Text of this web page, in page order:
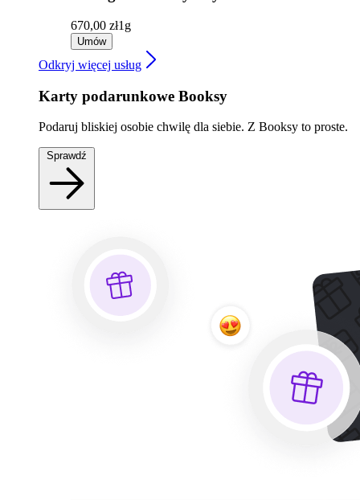
670,00 zł1g
Umów
Odkryj więcej usług
Karty podarunkowe Booksy
Podaruj bliskiej osobie chwilę dla siebie. Z Booksy to proste.